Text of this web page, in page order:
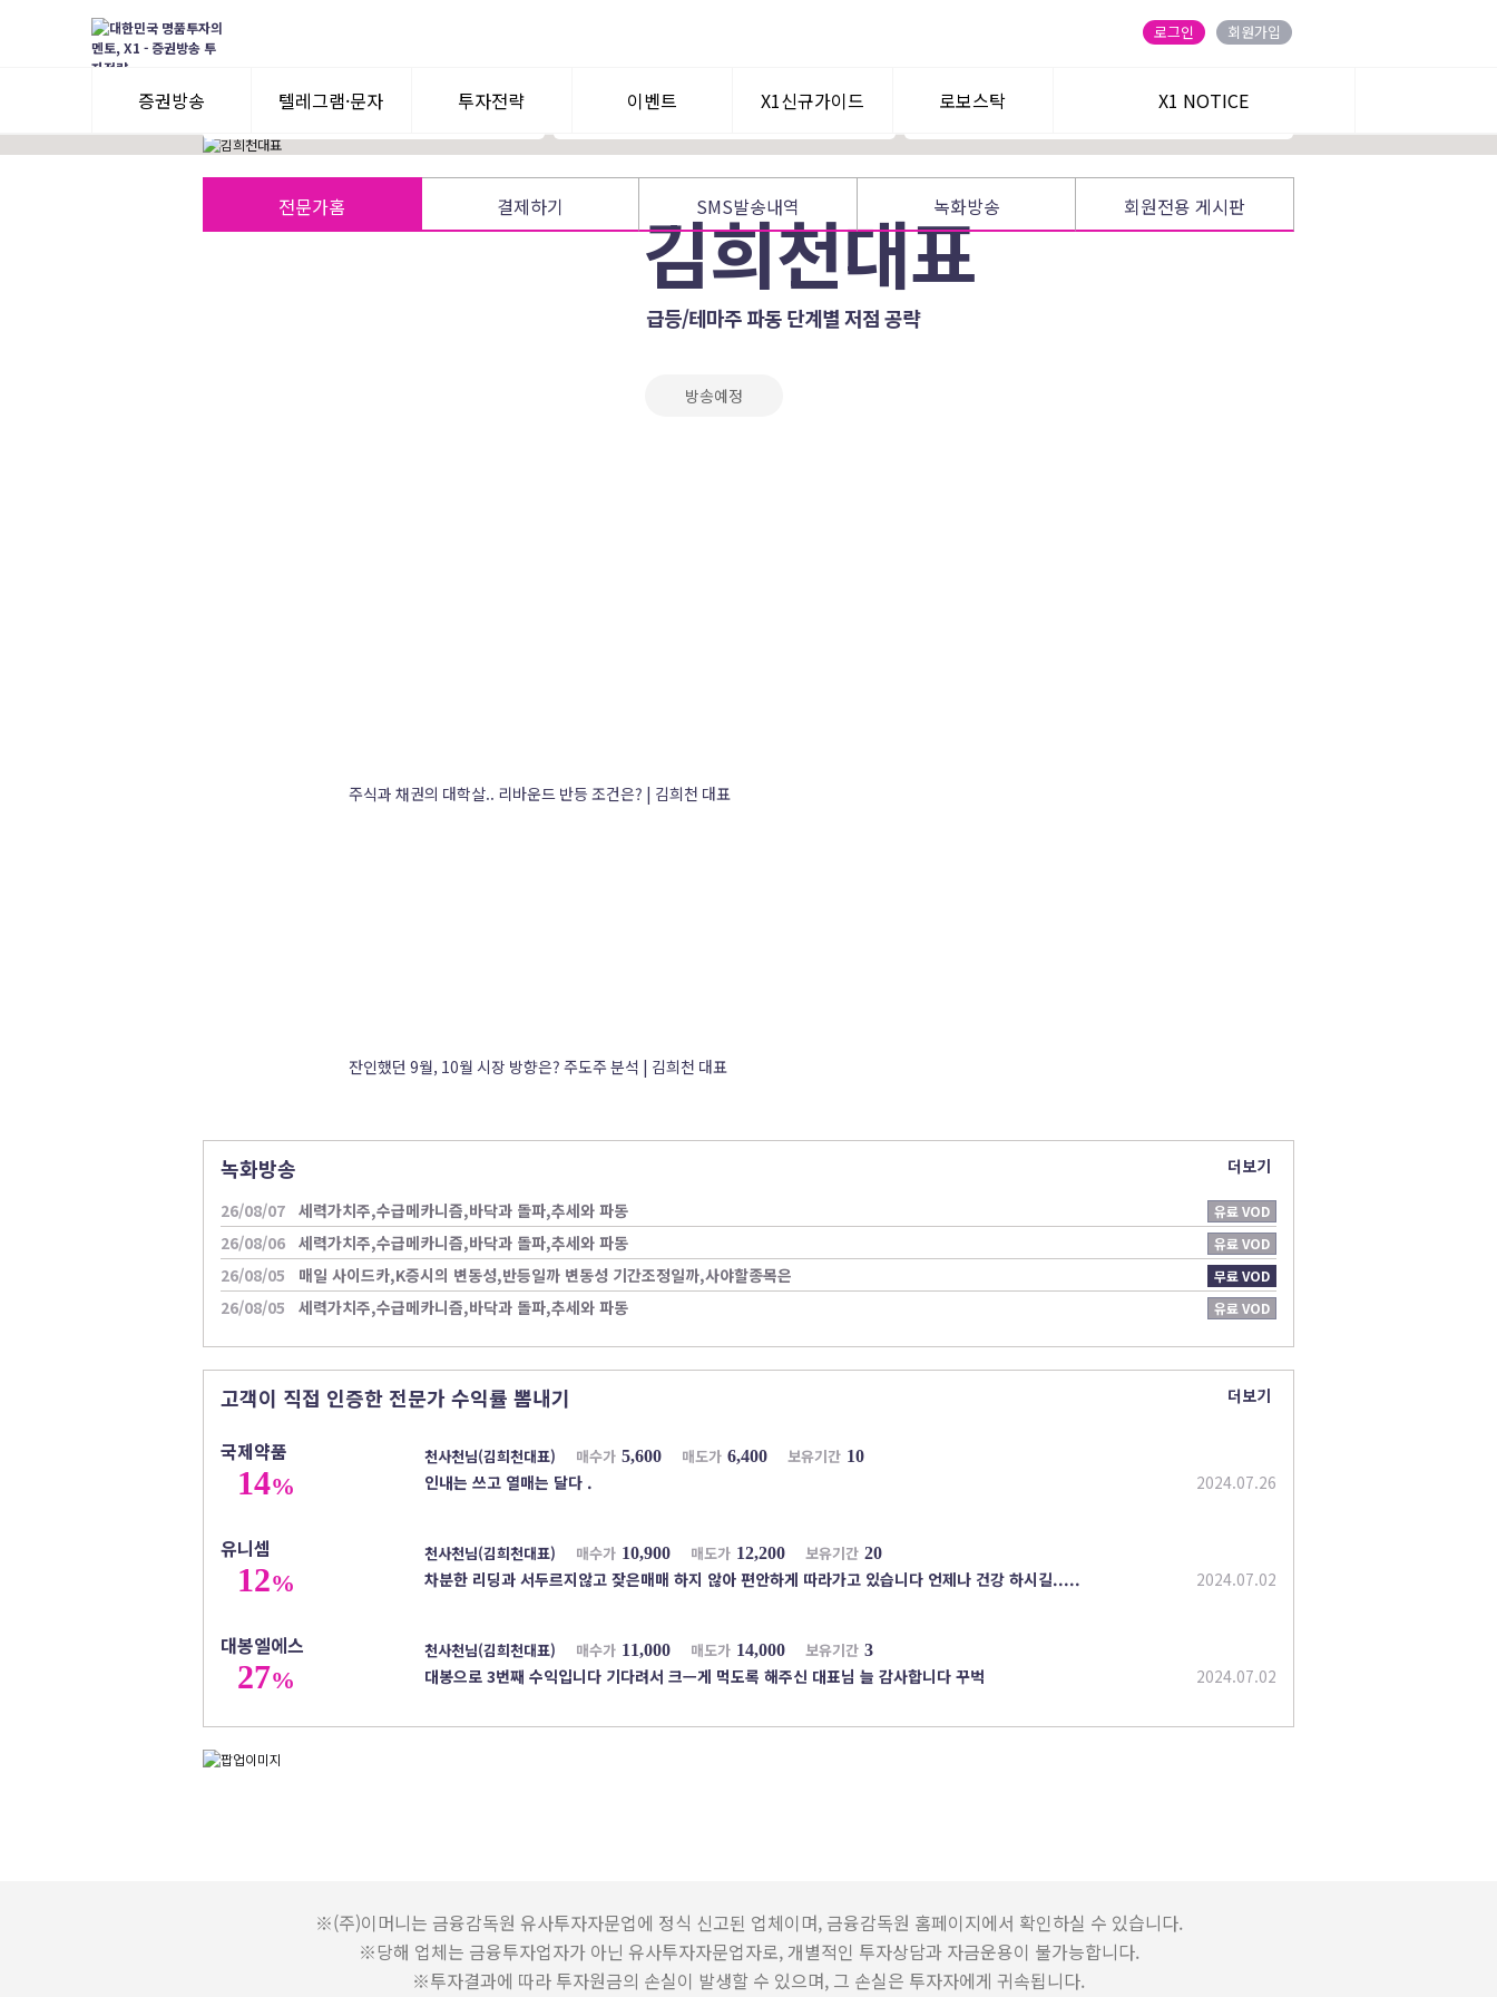
로그인 회원가입
증권방송
수익률뽐내기
텔레그램·문자
3일 무료체험
투자전략 이벤트 X1신규가이드
신규가입혜택
멘토찾기
로보스탁 X1 NOTICE
김희천대표
급등/테마주 파동 단계별 저점 공략
방송예정
→99만원 + 무료 30일
정회원 가입하기
전문가홈 결제하기 SMS발송내역 녹화방송 회원전용 게시판
주식과 채권의 대학살.. 리바운드 반등 조건은? | 김희천 대표
잔인했던 9월, 10월 시장 방향은? 주도주 분석 | 김희천 대표
녹화방송
26/08/07 세력가치주,수급메카니즘,바닥과 돌파,추세와 파동 유료 VOD
26/08/06 세력가치주,수급메카니즘,바닥과 돌파,추세와 파동 유료 VOD
26/08/05 매일 사이드카,K증시의 변동성,반등일까 변동성 기간조정일까,사야할종목은 무료 VOD
26/08/05 세력가치주,수급메카니즘,바닥과 돌파,추세와 파동 유료 VOD
더보기
고객이 직접 인증한 전문가 수익률 뽐내기
국제약품
14%
천사천님(김희천대표) 매수가 5,600 매도가 6,400 보유기간 10
인내는 쓰고 열매는 달다 . 2024.07.26
유니셈
12%
천사천님(김희천대표) 매수가 10,900 매도가 12,200 보유기간 20
차분한 리딩과 서두르지않고 잦은매매 하지 않아 편안하게 따라가고 있습니다 언제나 건강 하시길..... 2024.07.02
대봉엘에스
27%
천사천님(김희천대표) 매수가 11,000 매도가 14,000 보유기간 3
대봉으로 3번째 수익입니다 기다려서 크ㅡ게 먹도록 해주신 대표님 늘 감사합니다 꾸벅 2024.07.02
더보기
※(주)이머니는 금융감독원 유사투자자문업에 정식 신고된 업체이며, 금융감독원 홈페이지에서 확인하실 수 있습니다.
※당해 업체는 금융투자업자가 아닌 유사투자자문업자로, 개별적인 투자상담과 자금운용이 불가능합니다.
※투자결과에 따라 투자원금의 손실이 발생할 수 있으며, 그 손실은 투자자에게 귀속됩니다.